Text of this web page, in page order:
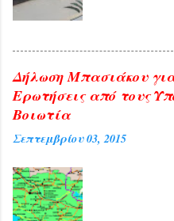
Δήλωση Μπασιάκου
Ερωτήσεις από τους
Βοιωτία
Σεπτεμβρίου 03, 2015